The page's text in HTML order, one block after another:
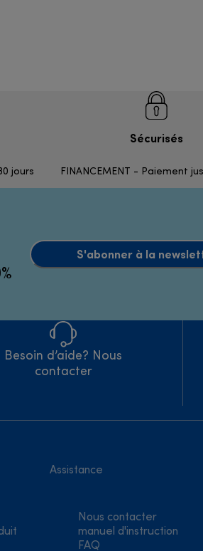
jours
Sécurisés
FINANCEMENT - Paiement
S'abonner à la
Besoin d’aide? Nous
contacter
Assistance
Nous contacter
manuel d'instruction
FAQ